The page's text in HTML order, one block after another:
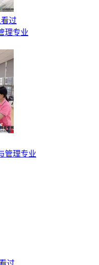
过
理专业
管理专业
过